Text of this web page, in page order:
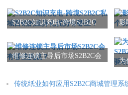
S2B2C知识充电-跨境S2B2C
些？
影
维修连锁主导后市场S2B2C会
为
售
传统纸业如何应用S2B2C商城管理系